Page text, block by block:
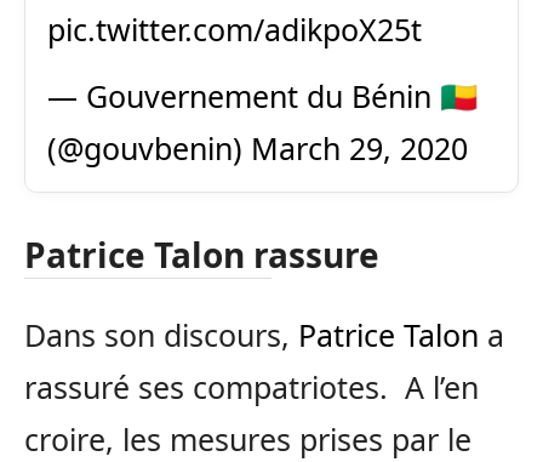
pic.twitter.com/adikpoX25t
— Gouvernement du Bénin 🇧🇯
(@gouvbenin) March 29, 2020
Patrice Talon rassure
Dans son discours, Patrice Talon a
rassuré ses compatriotes. A l’en
croire, les mesures prises par le